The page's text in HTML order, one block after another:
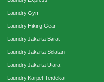
Laundry Gym
Laundry Hiking Gear
Laundry Jakarta Barat
Laundry Jakarta Selatan
Laundry Jakarta Utara
Laundry Karpet Terdekat